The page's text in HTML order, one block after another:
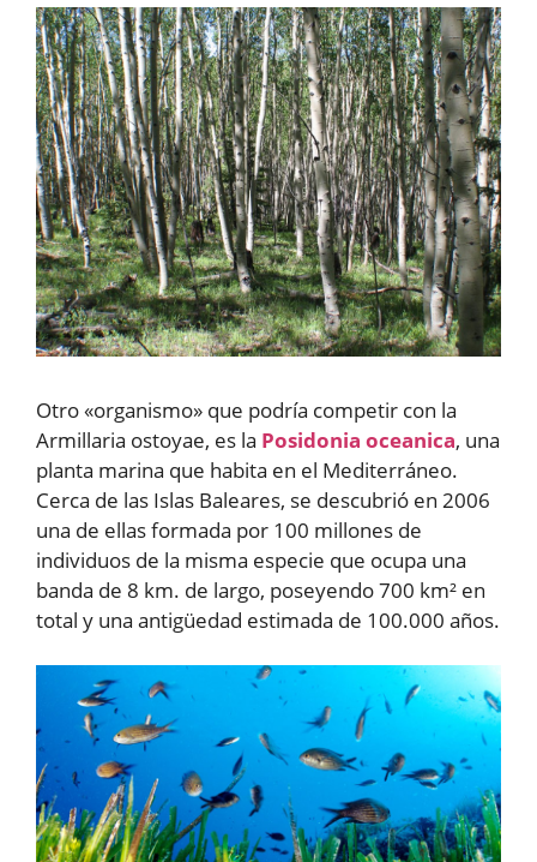
Otro «organismo» que podría competir con la
Armillaria ostoyae, es la Posidonia oceanica, una
planta marina que habita en el Mediterráneo.
Cerca de las Islas Baleares, se descubrió en 2006
una de ellas formada por 100 millones de
individuos de la misma especie que ocupa una
banda de 8 km. de largo, poseyendo 700 km² en
total y una antigüedad estimada de 100.000 años.